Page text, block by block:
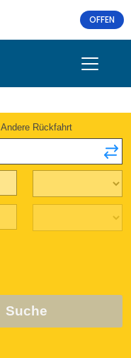
OFFEN
Andere Rückfahrt
Suche